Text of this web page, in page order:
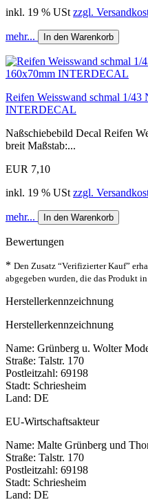
inkl. 19 % USt zzgl.
mehr... In den Warenkorb
Reifen Weisswand schmal 1/
INTERDECAL
Naßschiebebild Decal Reifen
breit Maßstab:...
EUR 7,10
inkl. 19 % USt zzgl.
mehr... In den Warenkorb
Bewertungen
* Den Zusatz “Verifizierter Kauf”
abgegeben wurden, die das Produkt
Herstellerkennzeichnung
Herstellerkennzeichnung
Name: Grünberg u. Wolter
Straße: Talstr. 170
Postleitzahl: 69198
Stadt: Schriesheim
Land: DE
EU-Wirtschaftsakteur
Name: Malte Grünberg und
Straße: Talstr. 170
Postleitzahl: 69198
Stadt: Schriesheim
Land: DE